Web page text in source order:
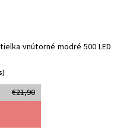
vnútorné modré 500 LED
€21,90